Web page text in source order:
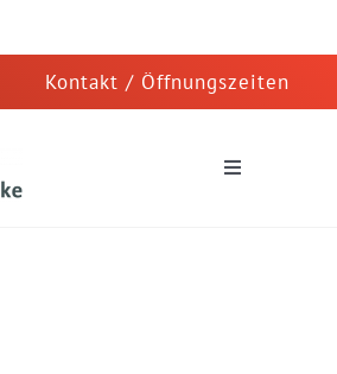
Kontakt / Öffnungszeiten
Toggle